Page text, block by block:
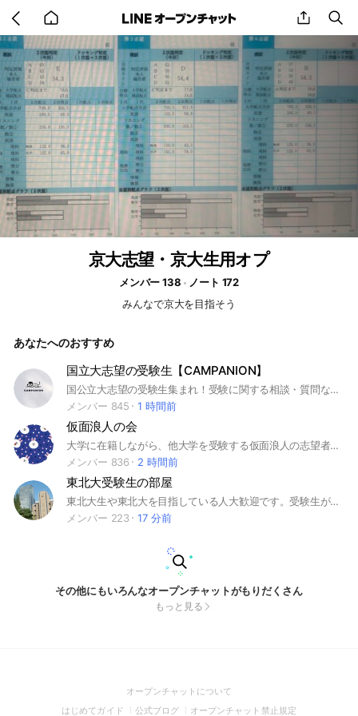
back
to
home
share
京大志望・京大生用オプ
メンバー 138
ノート 172
みんなで京大を目指そう
あなたへのおすすめ
国立大志望の受験生【CAMPANION】
国公立大志望の受験生集まれ！受験に関する相談・質問などたくさんしながら、みんなで合格を目指しましょう！ 高校生1.2年生も大歓迎です！！ #大学受験#受験生#勉強#高3#北大#北海道大学#大学#文学部#教育学部#経済学部#理学部#医学部#歯学部#薬学部#工学部#農学部#水産学部#国公立大 #東京大学 #東大 #京都大学 #京大 #大阪大学 #阪大 #東北大学 #東北大 #九州大学 #九大 #北海道大学 #北大 #名古屋大学 #名大 #神戸大学 #神大 #広島大学 #広大 #筑波大学 #筑波大 #一橋大学 #一橋 #東京工業大学 #東工大 #東京外国語大学 #東外大 #横浜国立大学 #横国 #千葉大学 #千葉大 #金沢大学 #金沢大 #岡山大学 #岡大 #熊本大学 #熊大 #長崎大学 #長大 #新潟大学 #新大 #名古屋工業大学 #名工大 #京都工芸繊維大学 #京繊大 #大阪市立大学 #市大 #大阪府立大学 #府大 #東京都立大学 #都立大 #奈良女子大学 #奈女大 #信州大学 #信大 #岐阜大学 #岐阜大 #静岡大学 #静大 #三重大学 #三重大 #愛媛大学 #愛大 #徳島大学 #徳大 #高知大学 #高知大 #佐賀大学 #佐賀大 #宮崎大学 #宮大 #鹿児島大学 #鹿大 #琉球大学 #琉大 #上越教育大学 #上教大 #兵庫教育大学 #兵教大 #鳴門教育大学 #鳴教大 #福岡教育大学 #福教大 #東京学芸大学 #学芸大 #大阪教育大学 #大教大 #福井大学 #福井大 #山梨大学 #山梨大 #山形大学 #山形大 #秋田大学 #秋大 #岩手大学 #岩大 #弘前大学 #弘大 #群馬大学 #群大 #香川大学 #香川大 #島根大学 #島大 #鳥取大学 #鳥大 #宇都宮大学 #宇都宮大 #大分大学 #大分大 #奈良教育大学 #奈教大 #京都教育大学 #京教大 #東京農工大学 #農工大 #電気通信大学 #電通大
メンバー 845
1 時間前
仮面浪人の会
大学に在籍しながら、他大学を受験する仮面浪人の志望者・経験者のグループです。 ＊あまりに逸脱した発言は退会させます。@でホストに知らせていただければ対処します。 ちなみにホストは、東大で元仮面浪人交流会を立ち上げた者です。 仮面浪人の皆様を応援し続けます！
メンバー 836
2 時間前
東北大受験生の部屋
東北大生や東北大を目指している人大歓迎です。受験生が情報交換などをするためのグループです。
メンバー 223
17 分前
その他にもいろんなオープンチャットがもりだくさん
もっと見る
オープンチャットについて
in
はじめてガイド (Open
公式ブログ (Open
オープンチャット禁止規定(Open